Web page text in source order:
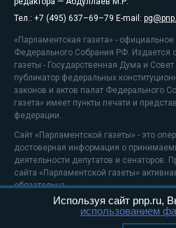
Тел.: +7 (495) 637–69–79 E-mail:
«Парламентская газета» -
Федерального Собрания РФ. Издается
газеты - Государственная Дума и
публикатор федеральных
законов и актов палат Федерального
газета» имеет пункты печати и
федерации.
Сайт «Парламентской газеты» - это
достоверная информация о
деятельности депутатов и сенаторов.
сайта «Парламентской газеты»
обязательна.
На информационном ресурсе
Используя сайт pnp.ru,
использованием